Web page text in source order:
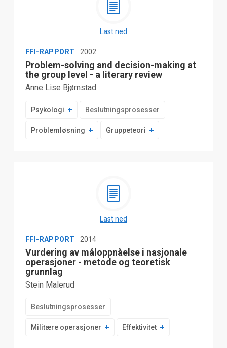
Last ned
FFI-RAPPORT 2002
Problem-solving and decision-making at
the group level - a literary review
Anne Lise Bjørnstad
Psykologi Beslutningsprosesser
Problemløsning Gruppeteori
Last ned
FFI-RAPPORT 2014
Vurdering av måloppnåelse i nasjonale
operasjoner - metode og teoretisk
grunnlag
Stein Malerud
Beslutningsprosesser
Militære operasjoner Effektivitet